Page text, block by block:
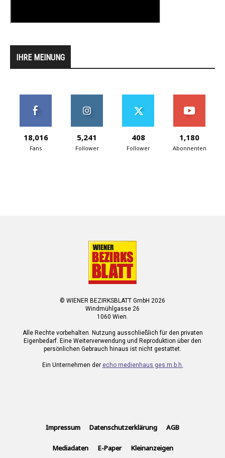
IHRE MEINUNG
18,016
Fans
5,241
Follower
408
Follower
1,180
Abonnenten
© WIENER BEZIRKSBLATT GmbH 2026
Windmühlgasse 26
1060 Wien.
Alle Rechte vorbehalten. Nutzung ausschließlich für den privaten
Eigenbedarf. Eine Weiterverwendung und Reproduktion über den
persönlichen Gebrauch hinaus ist nicht gestattet.
Ein Unternehmen der echo medienhaus ges.m.b.h.
Impressum Datenschutzerklärung AGB
Mediadaten E-Paper Kleinanzeigen